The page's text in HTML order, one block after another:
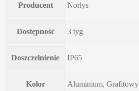
Producent Norlys
Dostępność 3 tyg
Doszczelnienie IP65
Kolor Aluminium, Grafitowy